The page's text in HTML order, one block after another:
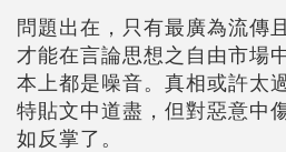
問題出在，只有最廣為流傳
才能在言論思想之自由市場
本上都是噪音。真相或許太
特貼文中道盡，但對惡意中
如反掌了。